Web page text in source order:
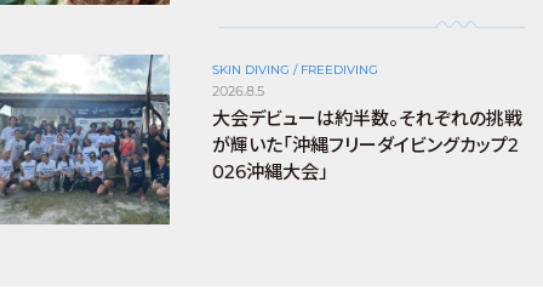
SKIN DIVING / FREEDIVING
2026.8.5
大会デビューは約半数。それぞれの挑戦
が輝いた「沖縄フリーダイビングカップ2
026沖縄大会」